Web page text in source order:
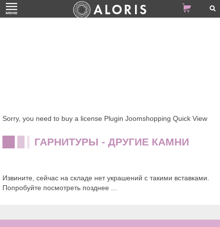
Sorry, you need to buy a license Plugin Joomshopping Quick View
ГАРНИТУРЫ - ДРУГИЕ КАМНИ
Извините, сейчас на складе нет украшений с такими вставками.
Попробуйте посмотреть позднее ...